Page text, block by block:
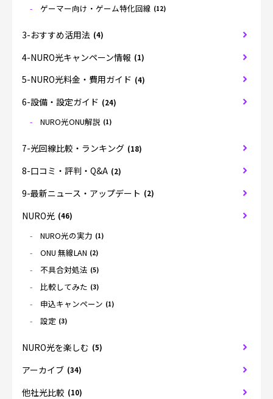
ゲーマー向け・ゲーム特化回線 (12)
3-おすすめ活用法 (4)
4-NURO光キャンペーン情報 (1)
5-NURO光料金・費用ガイド (4)
6-設備・設定ガイド (24)
NURO光ONU解説 (1)
7-光回線比較・ランキング (18)
8-口コミ・評判・Q&A (2)
9-最新ニュース・アップデート (2)
NURO光 (46)
NURO光の実力 (1)
ONU 無線LAN (2)
不具合対処法 (5)
比較してみた (3)
申込キャンペーン (1)
設定 (3)
NURO光を楽しむ (5)
アーカイブ (34)
他社光比較 (10)